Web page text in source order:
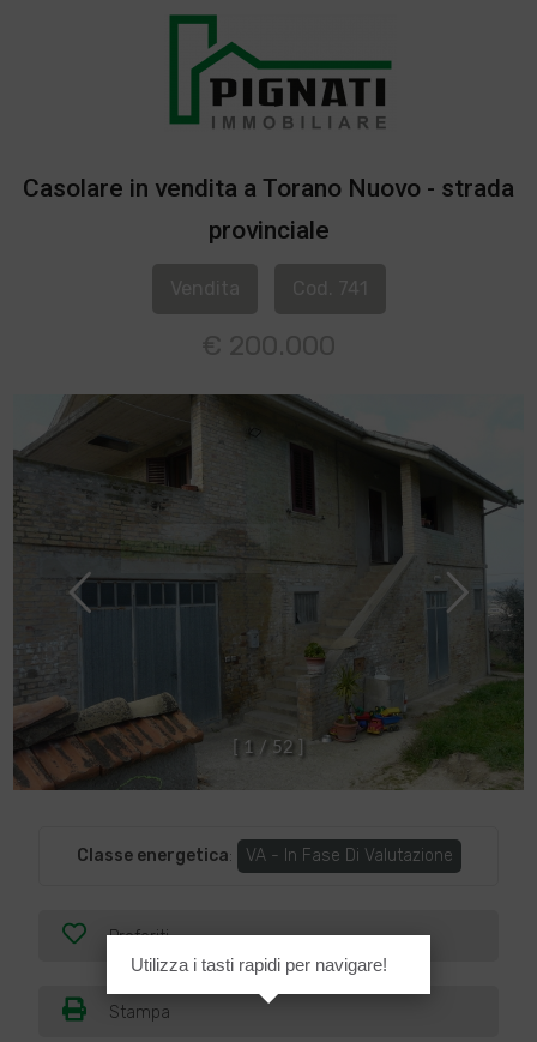
Casolare in vendita a Torano Nuovo - strada
provinciale
1 / 52
Classe energetica: VA - In Fase Di Valutazione
Preferiti
Stampa
Utilizza i tasti rapidi per navigare!